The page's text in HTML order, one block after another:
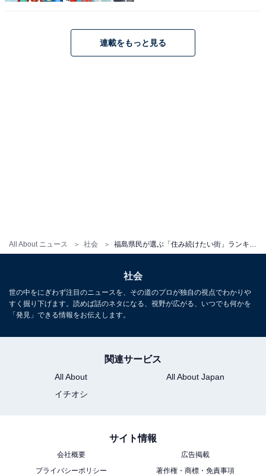
All About ニュース 社会
岩手県の「街の幸福度」ランキング！ 3位「釜石市」、2
連載をもっと見る
社会
世の中をにぎわず注目のニュースを、その道のプロが独自の視点でわかりや
すく掘り下げます。読めば話のネタになる、視野が広がる、いつでも何かを
「発見」できる情報をお伝えします。
関連サービス
All About
All About Japan
イチオシ
サイト情報
会社概要
広告掲載
プライバシーポリシー
著作権・商標・免責事項